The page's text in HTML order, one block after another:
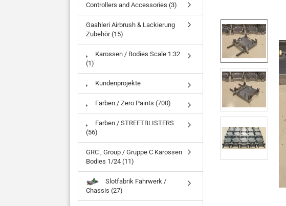
Controllers and Accessories (3)
Gaahleri Airbrush & Lackierung
Zubehör (15)
Karossen / Bodies Scale 1:32
(1)
Kundenprojekte
Farben / Zero Paints (700)
Farben / STREETBLISTERS
(56)
GRC , Group / Gruppe C Karossen
Bodies 1/24 (11)
Slotfabrik Fahrwerk /
Chassis (27)